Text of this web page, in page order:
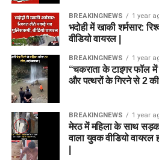
BREAKINGNEWS 1 year
भदोही में खाकी शर्मसार:
वीडियो वायरल |
BREAKINGNEWS 1 year
“चकराता के टाइगर फॉल
और पत्थरों के गिरने से 2
BREAKINGNEWS 1 year
मेरठ में महिला के साथ
वाला युवक वीडियो वायरल